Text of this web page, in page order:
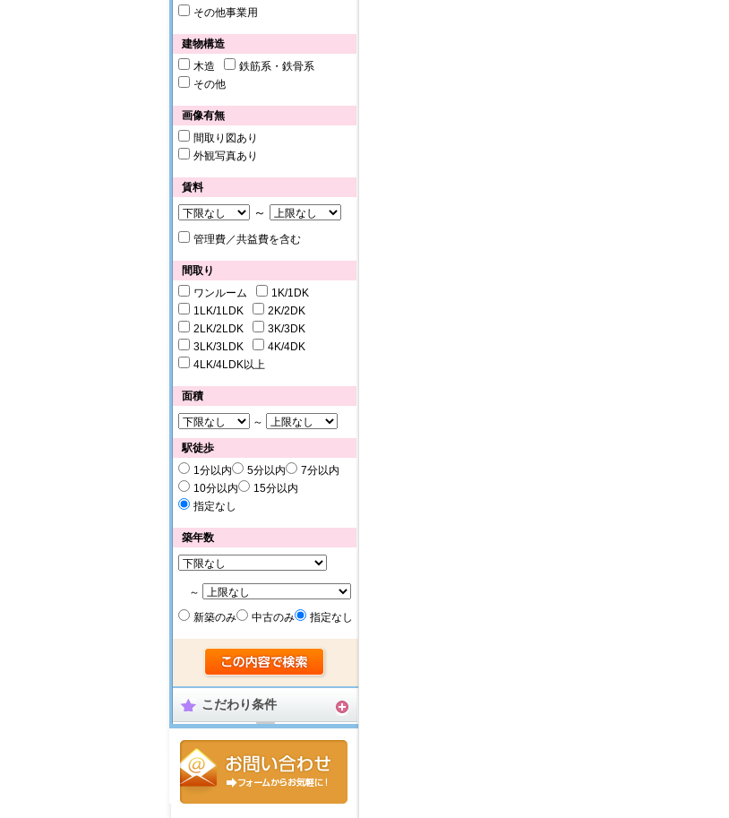
その他事業用
建物構造
木造
鉄筋系・鉄骨系
その他
画像有無
間取り図あり
外観写真あり
賃料
～
管理費／共益費を含む
間取り
ワンルーム
1K/1DK
1LK/1LDK
2K/2DK
2LK/2LDK
3K/3DK
3LK/3LDK
4K/4DK
4LK/4LDK以上
面積
～
駅徒歩
1分以内
5分以内
7分以内
10分以内
15分以内
指定なし
築年数
～
新築のみ
中古のみ 指定なし
こだわり条件